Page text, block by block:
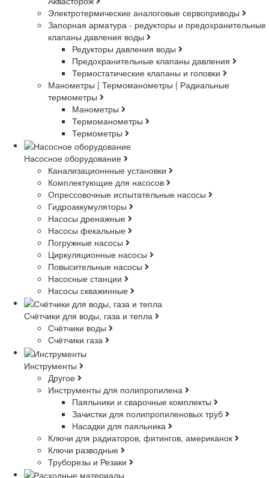
Электротермические аналоговые сервоприводы
Запорная арматура - редукторы и предохранительные
клапаны давления воды
Редукторы давления воды
Предохранительные клапаны давления
Термостатические клапаны и головки
Манометры | Термоманометры | Радиальные
термометры
Манометры
Термоманометры
Термометры
Насосное оборудование
Канализационнные установки
Комплектующие для насосов
Опрессовочные испытательные насосы
Гидроаккумуляторы
Насосы дренажные
Насосы фекальные
Погружные насосы
Циркуляционные насосы
Повысительные насосы
Насосные станции
Насосы скважинные
Счётчики для воды, газа и тепла
Счётчики воды
Счётчики газа
Инструменты
Другое
Инструменты для полипропилена
Паяльники и сварочные комплекты
Зачистки для полипропиленовых труб
Насадки для паяльника
Ключи для радиаторов, фитингов, американок
Ключи разводные
Труборезы и Резаки